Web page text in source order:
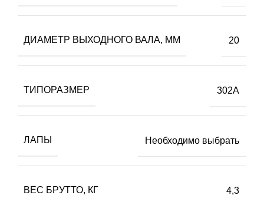
ДИАМЕТР ВЫХОДНОГО ВАЛА, ММ 20
ТИПОРАЗМЕР 302A
ЛАПЫ Необходимо выбрать
ВЕС БPУТТО, КГ 4,3